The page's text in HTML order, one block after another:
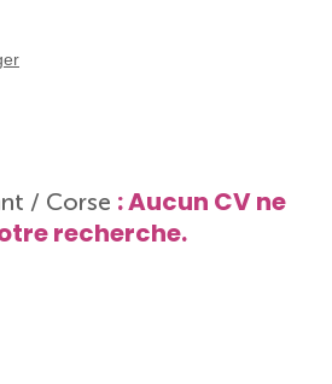
/ Corse : Aucun CV ne
recherche.